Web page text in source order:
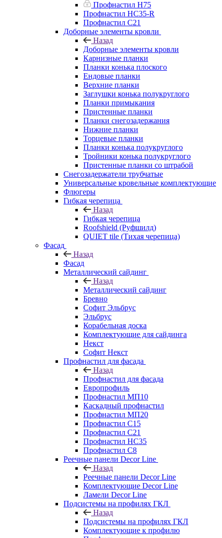
Профнастил Н75
Профнастил НС35-R
Профнастил С21
Доборные элементы кровли
Назад
Доборные элементы кровли
Карнизные планки
Планки конька плоского
Ендовые планки
Верхние планки
Заглушки конька полукруглого
Планки примыкания
Пристенные планки
Планки снегозадержания
Нижние планки
Торцевые планки
Планки конька полукруглого
Тройники конька полукруглого
Пристенные планки со штрабой
Снегозадержатели трубчатые
Универсальные кровельные комплектующие
Флюгеры
Гибкая черепица
Назад
Гибкая черепица
Roofshield (Руфшилд)
QUIET tile (Тихая черепица)
Фасад
Назад
Фасад
Металлический сайдинг
Назад
Металлический сайдинг
Бревно
Софит Эльбрус
Эльбрус
Корабельная доска
Комплектующие для сайдинга
Некст
Софит Некст
Профнастил для фасада
Назад
Профнастил для фасада
Европрофиль
Профнастил МП10
Каскадный профнастил
Профнастил МП20
Профнастил С15
Профнастил С21
Профнастил НС35
Профнастил С8
Реечные панели Decor Line
Назад
Реечные панели Decor Line
Комплектующие Decor Line
Ламели Decor Line
Подсистемы на профилях ГКЛ
Назад
Подсистемы на профилях ГКЛ
Комплектующие к профилю